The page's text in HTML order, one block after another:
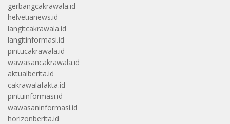
gerbangcakrawala.id
helvetianews.id
langitcakrawala.id
langitinformasi.id
pintucakrawala.id
wawasancakrawala.id
aktualberita.id
cakrawalafakta.id
pintuinformasi.id
wawasaninformasi.id
horizonberita.id